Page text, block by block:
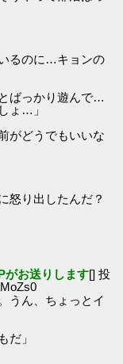
るのに…キョンの
ばっかり遊んで…
ょ…」
がどうでもいいな
怒り出したんだ？
がお送りします[] 投
うん、ちょっとイ
だ」